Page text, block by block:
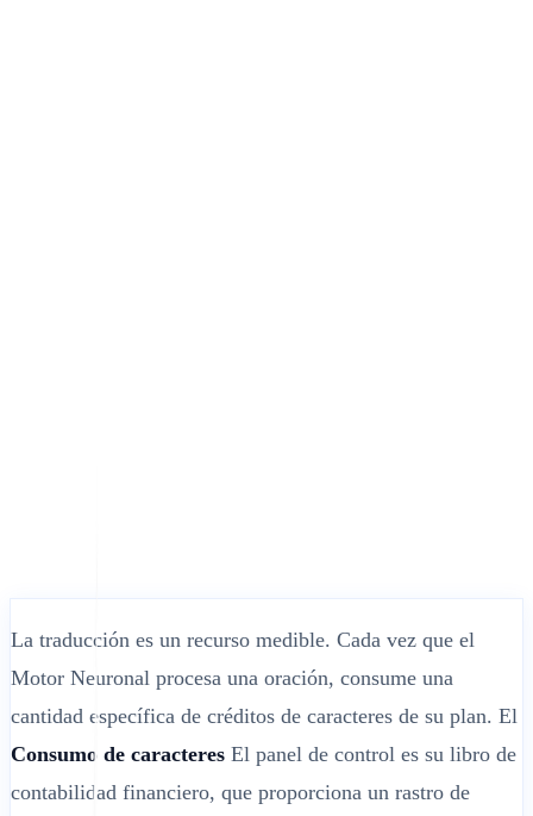
La traducción es un recurso medible. Cada vez que el
Motor Neuronal procesa una oración, consume una
cantidad específica de créditos de caracteres de su plan. El
Consumo de caracteres El panel de control es su libro de
contabilidad financiero, que proporciona un rastro de